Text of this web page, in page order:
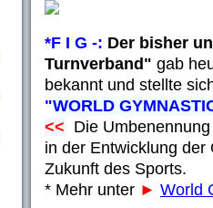
*F I G -: Der bisher
Turnverband" gab
bekannt und stellte
"WORLD
<< Die
in der Entwicklung
Zukunft des Sports.
* Mehr unter ► World